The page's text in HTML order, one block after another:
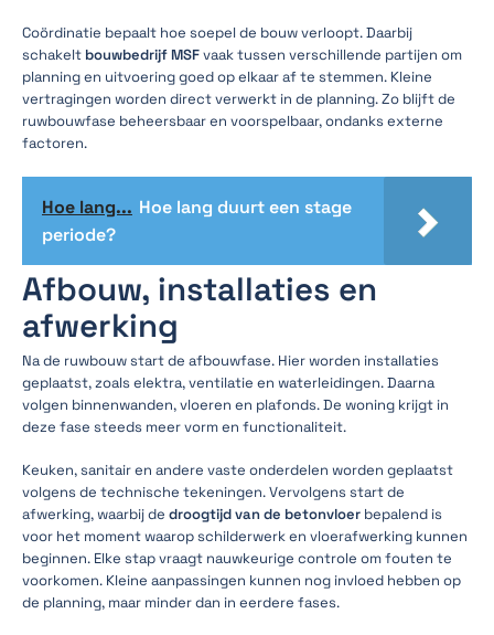
Coördinatie bepaalt hoe soepel de bouw verloopt. Daarbij
schakelt bouwbedrijf MSFvaak tussen verschillende partijen om
planning en uitvoering goed op elkaar af te stemmen. Kleine
vertragingen worden direct verwerkt in de planning. Zo blijft de
ruwbouwfase beheersbaar en voorspelbaar, ondanks externe
factoren.
Hoe lang... Hoe lang duurt een stage
periode?
Afbouw, installaties en
afwerking
Na de ruwbouw start de afbouwfase. Hier worden installaties
geplaatst, zoals elektra, ventilatie en waterleidingen. Daarna
volgen binnenwanden, vloeren en plafonds. De woning krijgt in
deze fase steeds meer vorm en functionaliteit.
Keuken, sanitair en andere vaste onderdelen worden geplaatst
volgens de technische tekeningen. Vervolgens start de
afwerking, waarbij de droogtijd van de betonvloer bepalend is
voor het moment waarop schilderwerk en vloerafwerking kunnen
beginnen. Elke stap vraagt nauwkeurige controle om fouten te
voorkomen. Kleine aanpassingen kunnen nog invloed hebben op
de planning, maar minder dan in eerdere fases.